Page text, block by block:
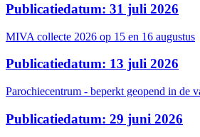
Publicatiedatum: 31 juli 2026
MIVA collecte 2026 op 15 en 16 augustus
Publicatiedatum: 13 juli 2026
Parochiecentrum - beperkt geopend in de
Publicatiedatum: 29 juni 2026